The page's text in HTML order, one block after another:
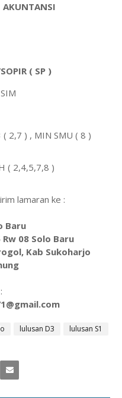
( SP )
2,7 ) , MIN SMU ( 8 )
( 2,4,5,7,8 )
lamaran ke :
Baru
Rw 08 Solo Baru
Kab Sukoharjo
lulusan D3
lulusan S1